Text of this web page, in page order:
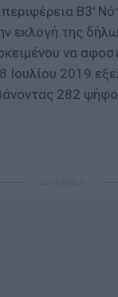
Β3′
εκλογή της
να
Ιουλίου 2019
282